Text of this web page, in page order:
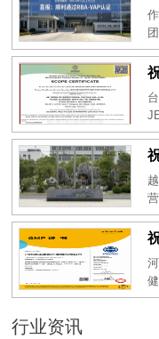
行业资讯